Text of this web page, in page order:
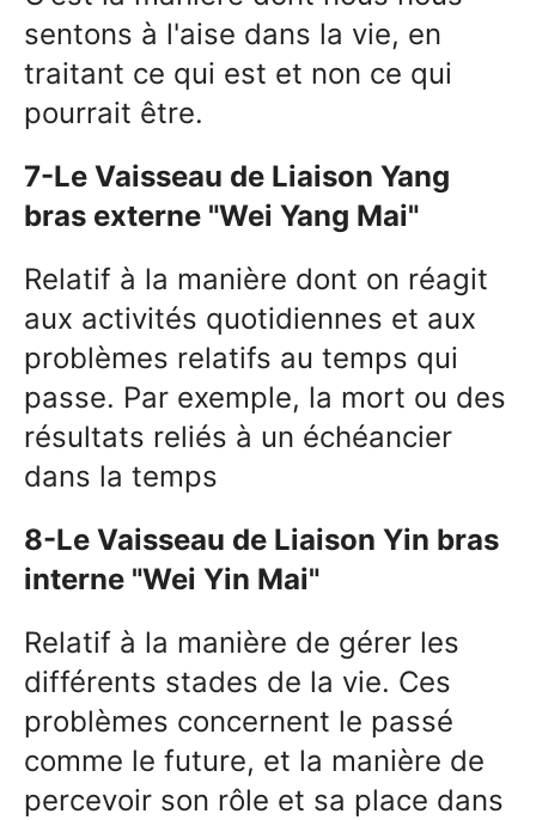
sentons à l'aise dans la vie, en
traitant ce qui est et non ce qui
pourrait être.
7-Le Vaisseau de Liaison Yang
bras externe "Wei Yang Mai"
Relatif à la manière dont on réagit
aux activités quotidiennes et aux
problèmes relatifs au temps qui
passe. Par exemple, la mort ou des
résultats reliés à un échéancier
dans la temps
8-Le Vaisseau de Liaison Yin bras
interne "Wei Yin Mai"
Relatif à la manière de gérer les
différents stades de la vie. Ces
problèmes concernent le passé
comme le future, et la manière de
percevoir son rôle et sa place dans